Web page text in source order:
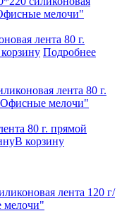
лента 80 г.
Подробнее
80 г. прямой
В корзину